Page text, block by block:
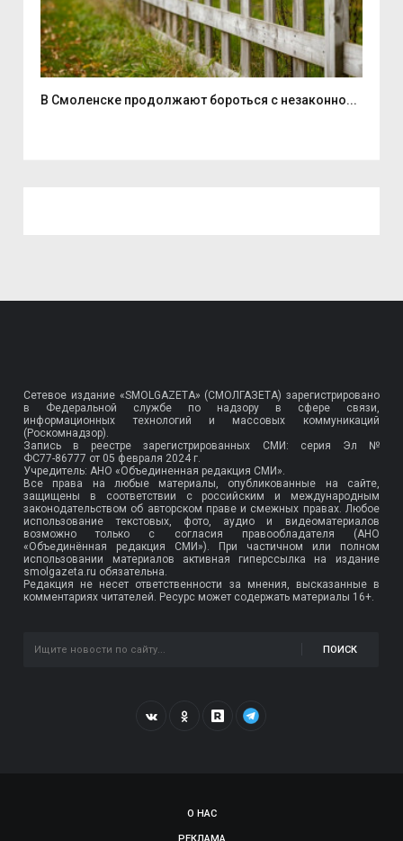
В Смоленске продолжают бороться с незаконно...
Сетевое издание «SMOLGAZETA» (СМОЛГАЗЕТА) зарегистрировано
в Федеральной службе по надзору в сфере связи,
информационных технологий и массовых коммуникаций
(Роскомнадзор).
Запись в реестре зарегистрированных СМИ: серия Эл №
ФС77-86777 от 05 февраля 2024 г.
Учредитель: АНО «Объединенная редакция СМИ».
Все права на любые материалы, опубликованные на сайте,
защищены в соответствии с российским и международным
законодательством об авторском праве и смежных правах. Любое
использование текстовых, фото, аудио и видеоматериалов
возможно только с согласия правообладателя (АНО
«Объединённая редакция СМИ»). При частичном или полном
использовании материалов активная гиперссылка на издание
smolgazeta.ru обязательна.
Редакция не несет ответственности за мнения, высказанные в
комментариях читателей. Ресурс может содержать материалы 16+.
ПОИСК
О НАС
РЕКЛАМА